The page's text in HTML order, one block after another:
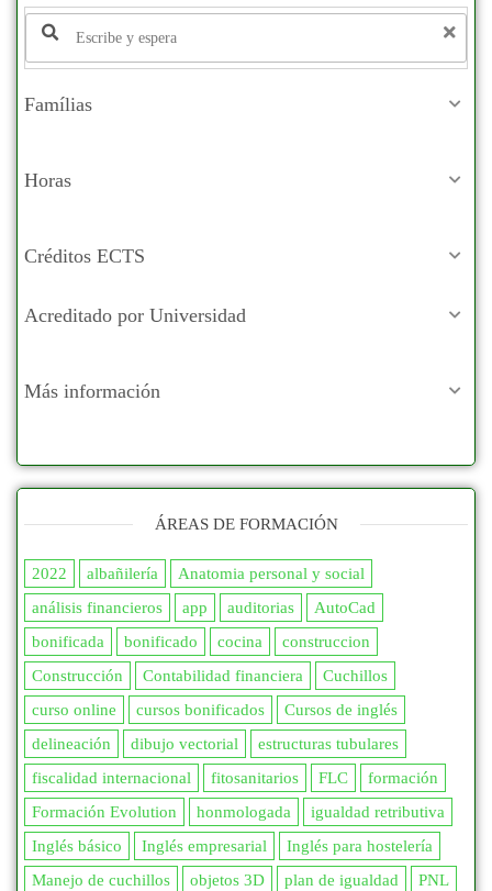
Famílias
Horas
Créditos ECTS
Acreditado por Universidad
Más información
ÁREAS DE FORMACIÓN
2022 albañilería
Anatomia personal y social
análisis financieros
app auditorias
AutoCad
bonificada
bonificado cocina
construccion
Construcción
Contabilidad financiera
Cuchillos
curso online
cursos bonificados
Cursos de inglés
delineación
dibujo vectorial
estructuras tubulares
fiscalidad internacional
fitosanitarios FLC
formación
Formación Evolution
honmologada
igualdad retributiva
Inglés básico
Inglés empresarial
Inglés para hostelería
Manejo de cuchillos
objetos 3D plan de igualdad
PNL